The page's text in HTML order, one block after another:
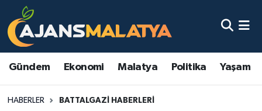
Gündem Ekonomi Malatya Politika Yaşam
HABERLER BATTALGAZI HABERLERI
Asayiş
Eğitim
Malatya Nöbetçi Eczaneler
Malatya Namaz Vakitleri